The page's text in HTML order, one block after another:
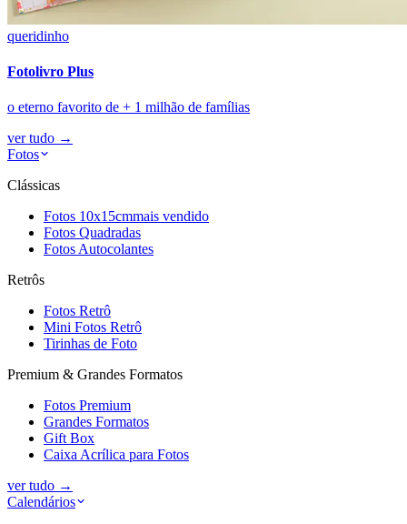
queridinho
Fotolivro Plus
o eterno favorito de + 1 milhão de famílias
ver tudo →
Fotos
Clássicas
Fotos 10x15cmmais vendido
Fotos Quadradas
Fotos Autocolantes
Retrôs
Fotos Retrô
Mini Fotos Retrô
Tirinhas de Foto
Premium & Grandes Formatos
Fotos Premium
Grandes Formatos
Gift Box
Caixa Acrílica para Fotos
ver tudo →
Calendários